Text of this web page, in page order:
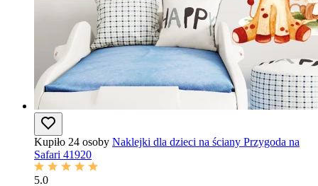
Kupiło 24 osoby Naklejki dla dzieci na ściany Przygoda na
Safari 41920
5.0